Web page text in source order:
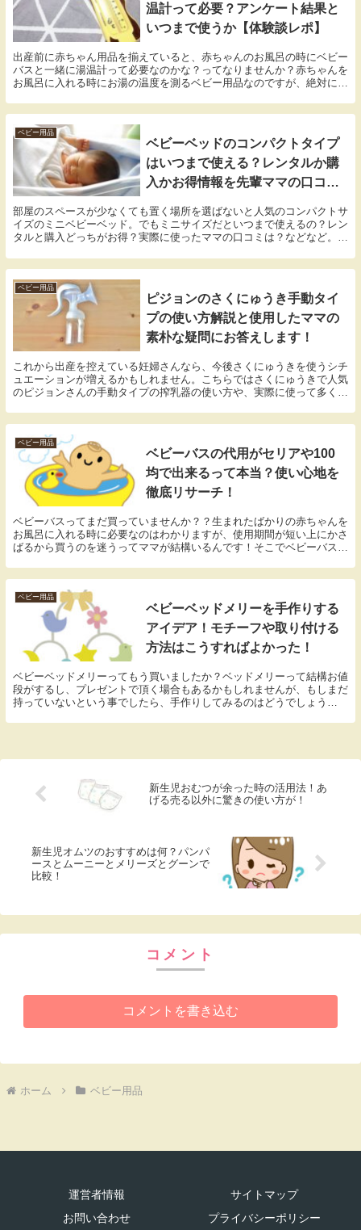
温計って必要？アンケート結果と
いつまで使うか【体験談レポ】
出産前に赤ちゃん用品を揃えていると、赤ちゃんのお風呂の時にベビー
バスと一緒に湯温計って必要なのかな？ってなりませんか？赤ちゃんを
お風呂に入れる時にお湯の温度を測るベビー用品なのですが、絶対に必
見てみて下さい♪
ベビー用品
ベビーベッドのコンパクトタイプ
はいつまで使える？レンタルか購
入かお得情報を先輩ママの口コミ
部屋のスペースが少なくても置く場所を選ばないと人気のコンパクトサ
イズのミニベビーベッド。でもミニサイズだといつまで使えるの？レン
タルと購入どっちがお得？実際に使ったママの口コミは？などなど。気
報として、赤ちゃんと兄弟が一緒に寝るのはいつ頃か？について私の体
験談をまとめていますので、最後までお読み下さいね！
ベビー用品
ピジョンのさくにゅうき手動タイ
プの使い方解説と使用したママの
素朴な疑問にお答えします！
これから出産を控えている妊婦さんなら、今後さくにゅうきを使うシチ
ュエーションが増えるかもしれません。こちらではさくにゅうきで人気
のピジョンさんの手動タイプの搾乳器の使い方や、実際に使って多くの
ベビー用品
ベビーバスの代用がセリアや100
均で出来るって本当？使い心地を
徹底リサーチ！
ベビーバスってまだ買っていませんか？？生まれたばかりの赤ちゃんを
お風呂に入れる時に必要なのはわかりますが、使用期間が短い上にかさ
ばるから買うのを迷うってママが結構いるんです！そこでベビーバスが
です！代用品を使う時の注意点や、実際に使った先輩ママのリアルな感
想もまとめましたので、まだベビーバスを買っていないママは参考にし
てみて下さい。
ベビー用品
ベビーベッドメリーを手作りする
アイデア！モチーフや取り付ける
方法はこうすればよかった！
ベビーベッドメリーってもう買いましたか？ベッドメリーって結構お値
段がするし、プレゼントで頂く場合もあるかもしれませんが、もしまだ
持っていないという事でしたら、手作りしてみるのはどうでしょう
す方法をまとめましたので、どうぞご覧ください。
新生児おむつが余った時の活用法！あ
げる売る以外に驚きの使い方が！
新生児オムツのおすすめは何？パンパ
ースとムーニーとメリーズとグーンで
比較！
コメント
コメントを書き込む
ホーム ベビー用品
運営者情報
サイトマップ
お問い合わせ
プライバシーポリシー